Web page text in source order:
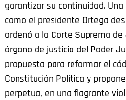
garantizar su continuidad.
como el presidente Ortega
ordenó a la Corte Suprema
órgano de justicia del Poder
propuesta para reformar el
Constitución Política y
perpetua, en una flagrante